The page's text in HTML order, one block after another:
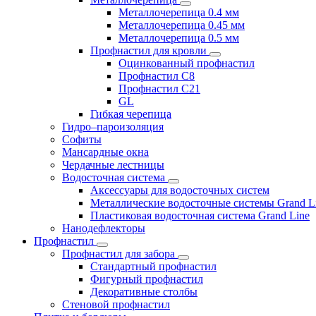
Металлочерепица 0.4 мм
Металлочерепица 0.45 мм
Металлочерепица 0.5 мм
Профнастил для кровли
Оцинкованный профнастил
Профнастил С8
Профнастил С21
GL
Гибкая черепица
Гидро–пароизоляция
Софиты
Мансардные окна
Чердачные лестницы
Водосточная система
Аксессуары для водосточных систем
Металлические водосточные системы Grand
Пластиковая водосточная система Grand Line
Нанодефлекторы
Профнастил
Профнастил для забора
Стандартный профнастил
Фигурный профнастил
Декоративные столбы
Стеновой профнастил